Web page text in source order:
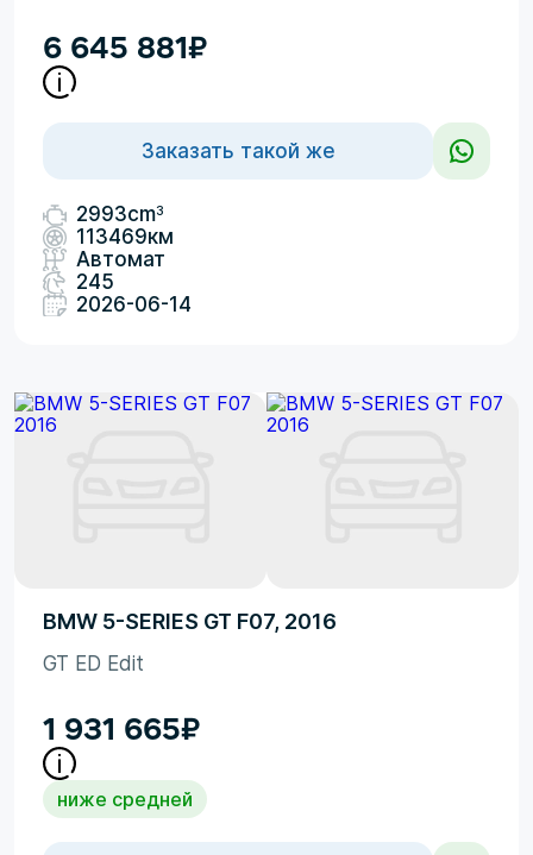
6 645 881₽
Заказать такой же
2993cm3
113469км
Автомат
245
2026-06-14
BMW 5-SERIES GT F07, 2016
GT ED Edit
1 931 665₽
ниже средней